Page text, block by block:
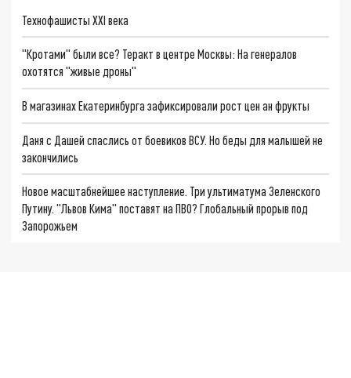
Технофашисты XXI века
"Кротами" были все? Теракт в центре Москвы: На генералов
охотятся "живые дроны"
В магазинах Екатеринбурга зафиксировали рост цен ан фрукты
Даня с Дашей спаслись от боевиков ВСУ. Но беды для малышей не
закончились
Новое масштабнейшее наступление. Три ультиматума Зеленского
Путину. "Львов Кима" поставят на ПВО? Глобальный прорыв под
Запорожьем